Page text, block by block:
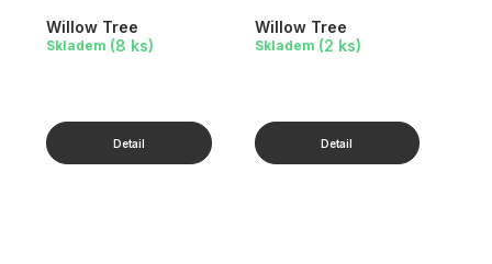
Willow Tree
Skladem (8 ks)
Willow Tree
Skladem (2 ks)